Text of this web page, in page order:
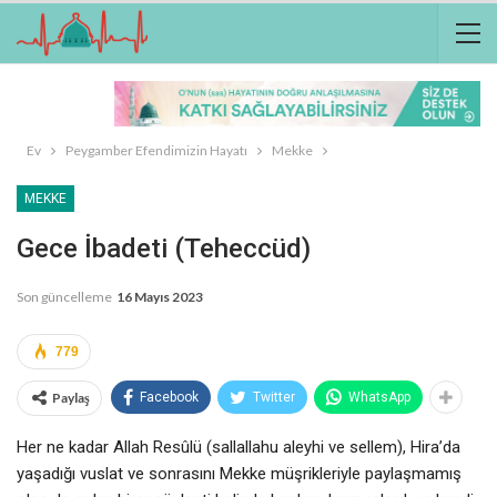
Ev Peygamber Efendimizin Hayatı Mekke
MEKKE
Gece İbadeti (Teheccüd)
Son güncelleme 16 Mayıs 2023
779
Paylaş Facebook Twitter WhatsApp
Her ne kadar Allah Resûlü (sallallahu aleyhi ve sellem), Hira’da
yaşadığı vuslat ve sonrasını Mekke müşrikleriyle paylaşmamış